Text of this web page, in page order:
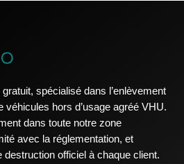
spécialisé dans l’enlèvement
véhicules hors d’usage agréé VHU.
dans toute notre zone
avec la réglementation, et
officiel à chaque client.